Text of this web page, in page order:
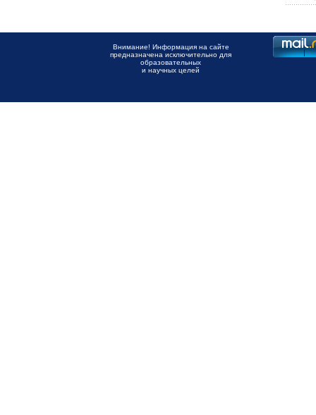
Внимание! Информация на сайте
предназначена исключительно для
образовательных
и научных целей